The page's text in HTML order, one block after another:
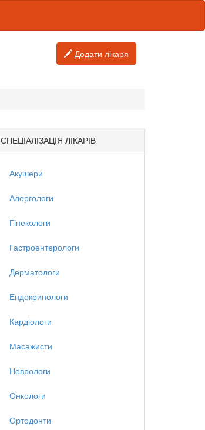
Додати лікаря
СПЕЦІАЛІЗАЦІЯ ЛІКАРІВ
Акушери
Алергологи
Гінекологи
Гастроентерологи
Дерматологи
Ендокринологи
Кардіологи
Масажисти
Неврологи
Онкологи
Ортодонти